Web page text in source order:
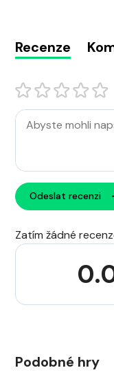
Recenze
Odeslat recenzi
Zatím žádné
Podobné hry